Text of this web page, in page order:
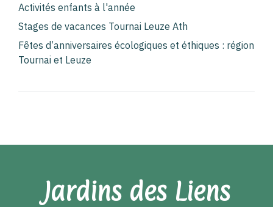
Activités enfants à l'année
Stages de vacances Tournai Leuze Ath
Fêtes d’anniversaires écologiques et éthiques : région
Tournai et Leuze
Jardins des Liens